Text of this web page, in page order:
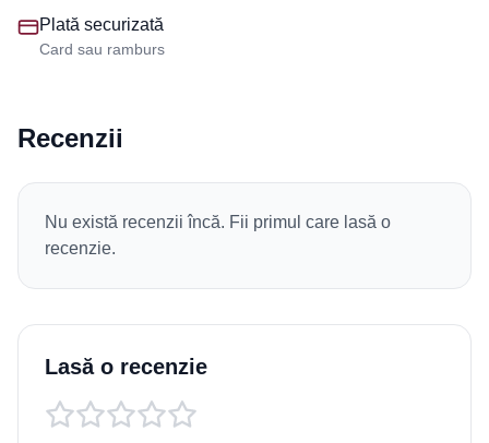
Plată securizată
Card sau ramburs
Recenzii
Nu există recenzii încă. Fii primul care lasă o
recenzie.
Lasă o recenzie